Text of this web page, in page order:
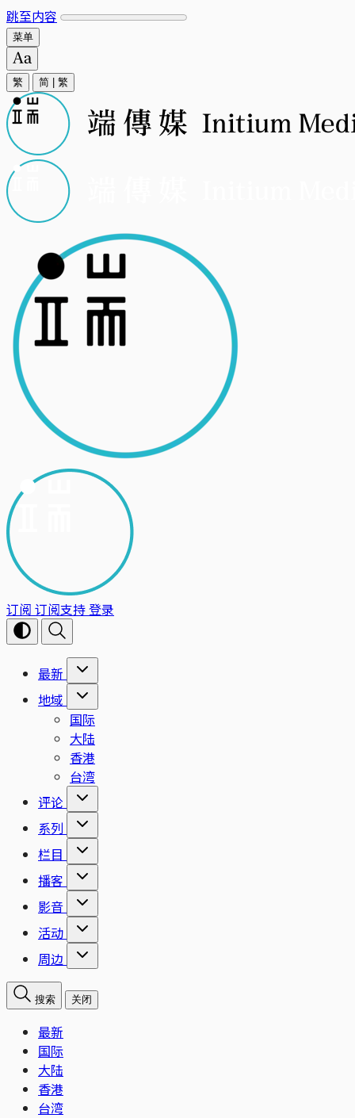
跳至内容
菜单
繁 简 繁
订阅 订阅支持登录
最新
地域
国际
大陆
香港
台湾
评论
系列
栏目
播客
影音
活动
周边
搜索 关闭
最新
国际
大陆
香港
台湾